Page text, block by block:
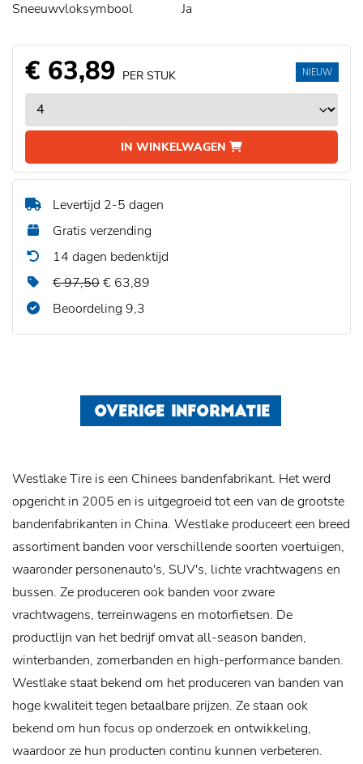
Sneeuwvloksymbool
Ja
€ 63,89 PER STUK
IN WINKELWAGEN
NIEUW
Levertijd 2-5 dagen
Gratis verzending
14 dagen bedenktijd
€ 97,50€ 63,89
Beoordeling 9,3
OVERIGE INFORMATIE
Westlake Tire is een Chinees bandenfabrikant. Het werd
opgericht in 2005 en is uitgegroeid tot een van de grootste
bandenfabrikanten in China. Westlake produceert een breed
assortiment banden voor verschillende soorten voertuigen,
waaronder personenauto's, SUV's, lichte vrachtwagens en
bussen. Ze produceren ook banden voor zware
vrachtwagens, terreinwagens en motorfietsen. De
productlijn van het bedrijf omvat all-season banden,
winterbanden, zomerbanden en high-performance banden.
Westlake staat bekend om het produceren van banden van
hoge kwaliteit tegen betaalbare prijzen. Ze staan ​​ook
bekend om hun focus op onderzoek en ontwikkeling,
waardoor ze hun producten continu kunnen verbeteren.